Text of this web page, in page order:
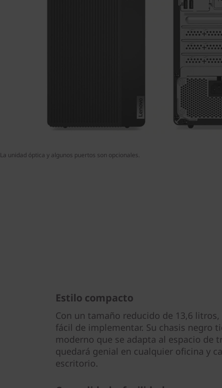
La unidad óptica y algunos puertos son opcionales.
Estilo compacto
Con un tamaño reducido de 13,6
fácil de implementar. Su chasis negro
moderno que se adapta al espacio de
quedará genial en cualquier oficina y
escritorio.